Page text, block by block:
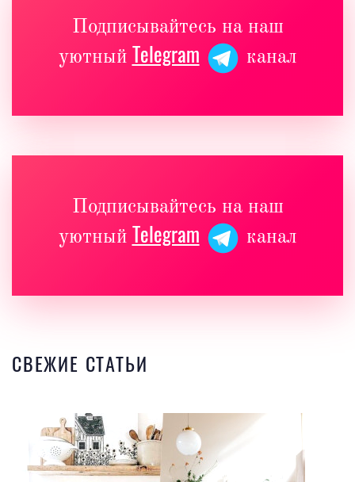
Подписывайтесь на наш
уютный Telegram канал
Подписывайтесь на наш
уютный Telegram канал
СВЕЖИЕ СТАТЬИ